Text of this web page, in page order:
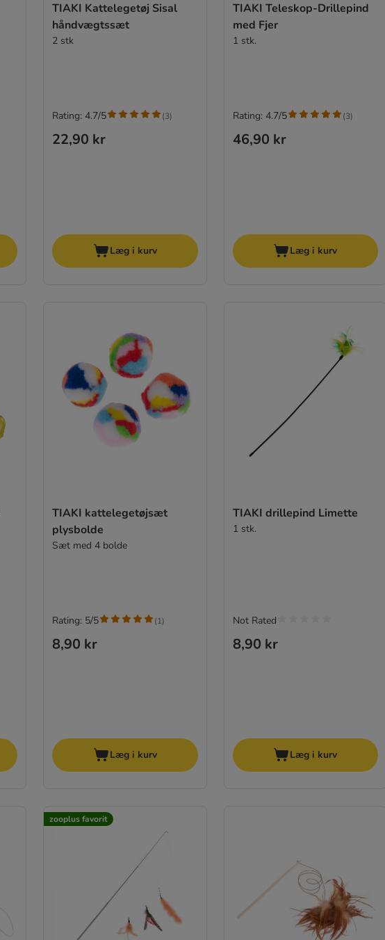
TIAKI Kattelegetøj Sisal
håndvægtssæt
2 stk
22,90 kr
Rating: 4.7/5 (3)
Læg i kurv
TIAKI Teleskop-Drillepind
med Fjer
1 stk.
46,90 kr
Rating: 4.7/5 (3)
Læg i kurv
TIAKI kattelegetøjsæt
plysbolde
Sæt med 4 bolde
8,90 kr
Rating: 5/5 (1)
Læg i kurv
TIAKI drillepind Limette
1 stk.
8,90 kr
Not Rated
Læg i kurv
zooplus favorit